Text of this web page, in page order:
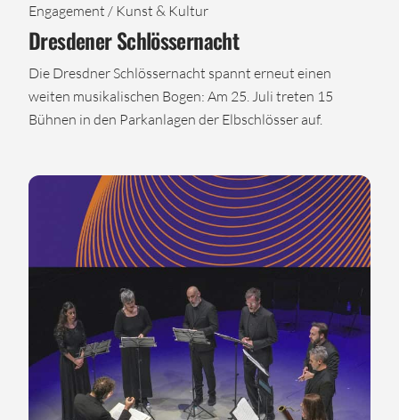
Engagement / Kunst & Kultur
Dresdener Schlössernacht
Die Dresdner Schlössernacht spannt erneut einen
weiten musikalischen Bogen: Am 25. Juli treten 15
Bühnen in den Parkanlagen der Elbschlösser auf.